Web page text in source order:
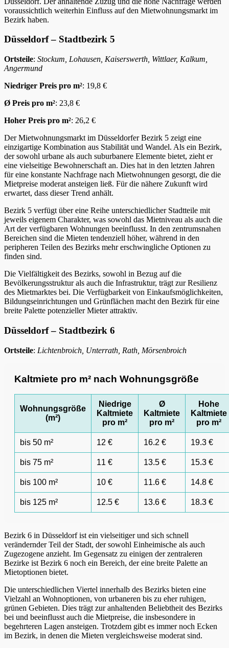
voraussichtlich weiterhin Einfluss auf den Mietwohnungsmarkt im
Bezirk haben.
Düsseldorf – Stadtbezirk 5
Ortsteile: Stockum, Lohausen, Kaiserswerth, Wittlaer, Kalkum,
Angermund
Niedriger Preis pro m²: 19,8 €
Ø Preis pro m²: 23,8 €
Hoher Preis pro m²: 26,2 €
Der Mietwohnungsmarkt im Düsseldorfer Bezirk 5 zeigt eine
einzigartige Kombination aus Stabilität und Wandel. Als ein Bezirk,
der sowohl urbane als auch suburbanere Elemente bietet, zieht er
eine vielseitige Bewohnerschaft an. Dies hat in den letzten Jahren
für eine konstante Nachfrage nach Mietwohnungen gesorgt, die die
Mietpreise moderat ansteigen ließ. Für die nähere Zukunft wird
erwartet, dass dieser Trend anhält.
Bezirk 5 verfügt über eine Reihe unterschiedlicher Stadtteile mit
jeweils eigenem Charakter, was sowohl das Mietniveau als auch die
Art der verfügbaren Wohnungen beeinflusst. In den zentrumsnahen
Bereichen sind die Mieten tendenziell höher, während in den
peripheren Teilen des Bezirks mehr erschwingliche Optionen zu
finden sind.
Die Vielfältigkeit des Bezirks, sowohl in Bezug auf die
Bevölkerungsstruktur als auch die Infrastruktur, trägt zur Resilienz
des Mietmarktes bei. Die Verfügbarkeit von Einkaufsmöglichkeiten,
Bildungseinrichtungen und Grünflächen macht den Bezirk für eine
breite Palette potenzieller Mieter attraktiv.
Düsseldorf – Stadtbezirk 6
Ortsteile: Lichtenbroich, Unterrath, Rath, Mörsenbroich
Kaltmiete pro m² nach Wohnungsgröße
Wohnungsgröße
(m²)
Niedrige
Kaltmiete
pro m²
Ø
Kaltmiete
pro m²
Hohe
Kaltmiete
pro m²
bis 50 m² 12 € 16.2 € 19.3 €
bis 75 m² 11 € 13.5 € 15.3 €
bis 100 m² 10 € 11.6 € 14.8 €
bis 125 m² 12.5 € 13.6 € 18.3 €
Bezirk 6 in Düsseldorf ist ein vielseitiger und sich schnell
verändernder Teil der Stadt, der sowohl Einheimische als auch
Zugezogene anzieht. Im Gegensatz zu einigen der zentraleren
Bezirke ist Bezirk 6 noch ein Bereich, der eine breite Palette an
Mietoptionen bietet.
Die unterschiedlichen Viertel innerhalb des Bezirks bieten eine
Vielzahl an Wohnoptionen, von urbaneren bis zu eher ruhigen,
grünen Gebieten. Dies trägt zur anhaltenden Beliebtheit des Bezirks
bei und beeinflusst auch die Mietpreise, die insbesondere in
begehrteren Lagen ansteigen. Trotzdem gibt es immer noch Ecken
im Bezirk, in denen die Mieten vergleichsweise moderat sind.